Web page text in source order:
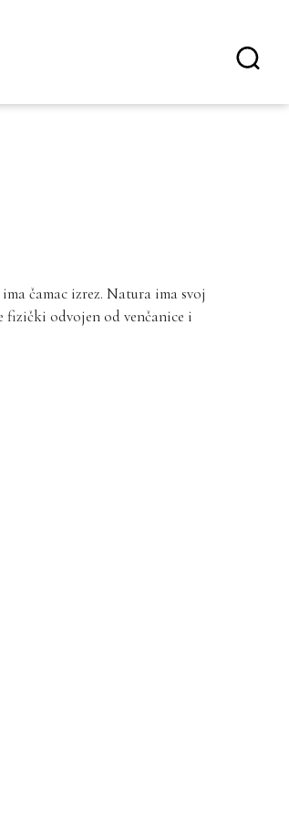
čamac izrez. Natura ima svoj
odvojen od venčanice i